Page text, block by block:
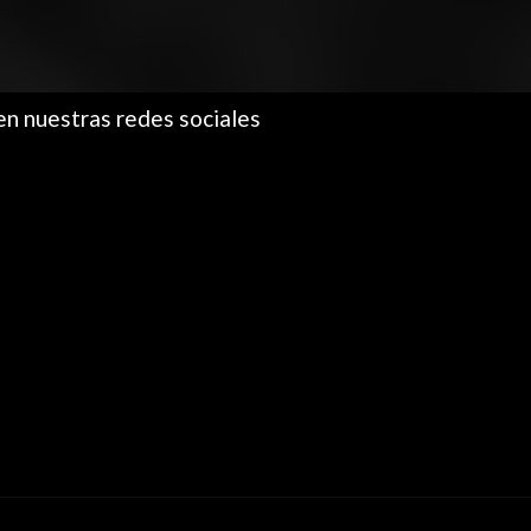
nuestras redes sociales